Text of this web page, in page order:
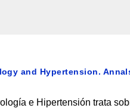
and Hypertension.
e Hipertensión trata